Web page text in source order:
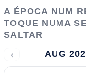
A ÉPOCA NUM
TOQUE NUMA
SALTAR
‹ AUG